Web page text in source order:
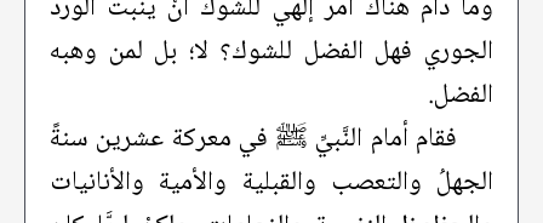
الجوري فهل الفضل للشوك؟ لا؛ بل لمن وهبه
الفضل.
فقام أمام النَّبيِّ ﷺ في معركة عشرين سنةً
الجهلُ والتعصب والقبلية والأمية والأنانيات